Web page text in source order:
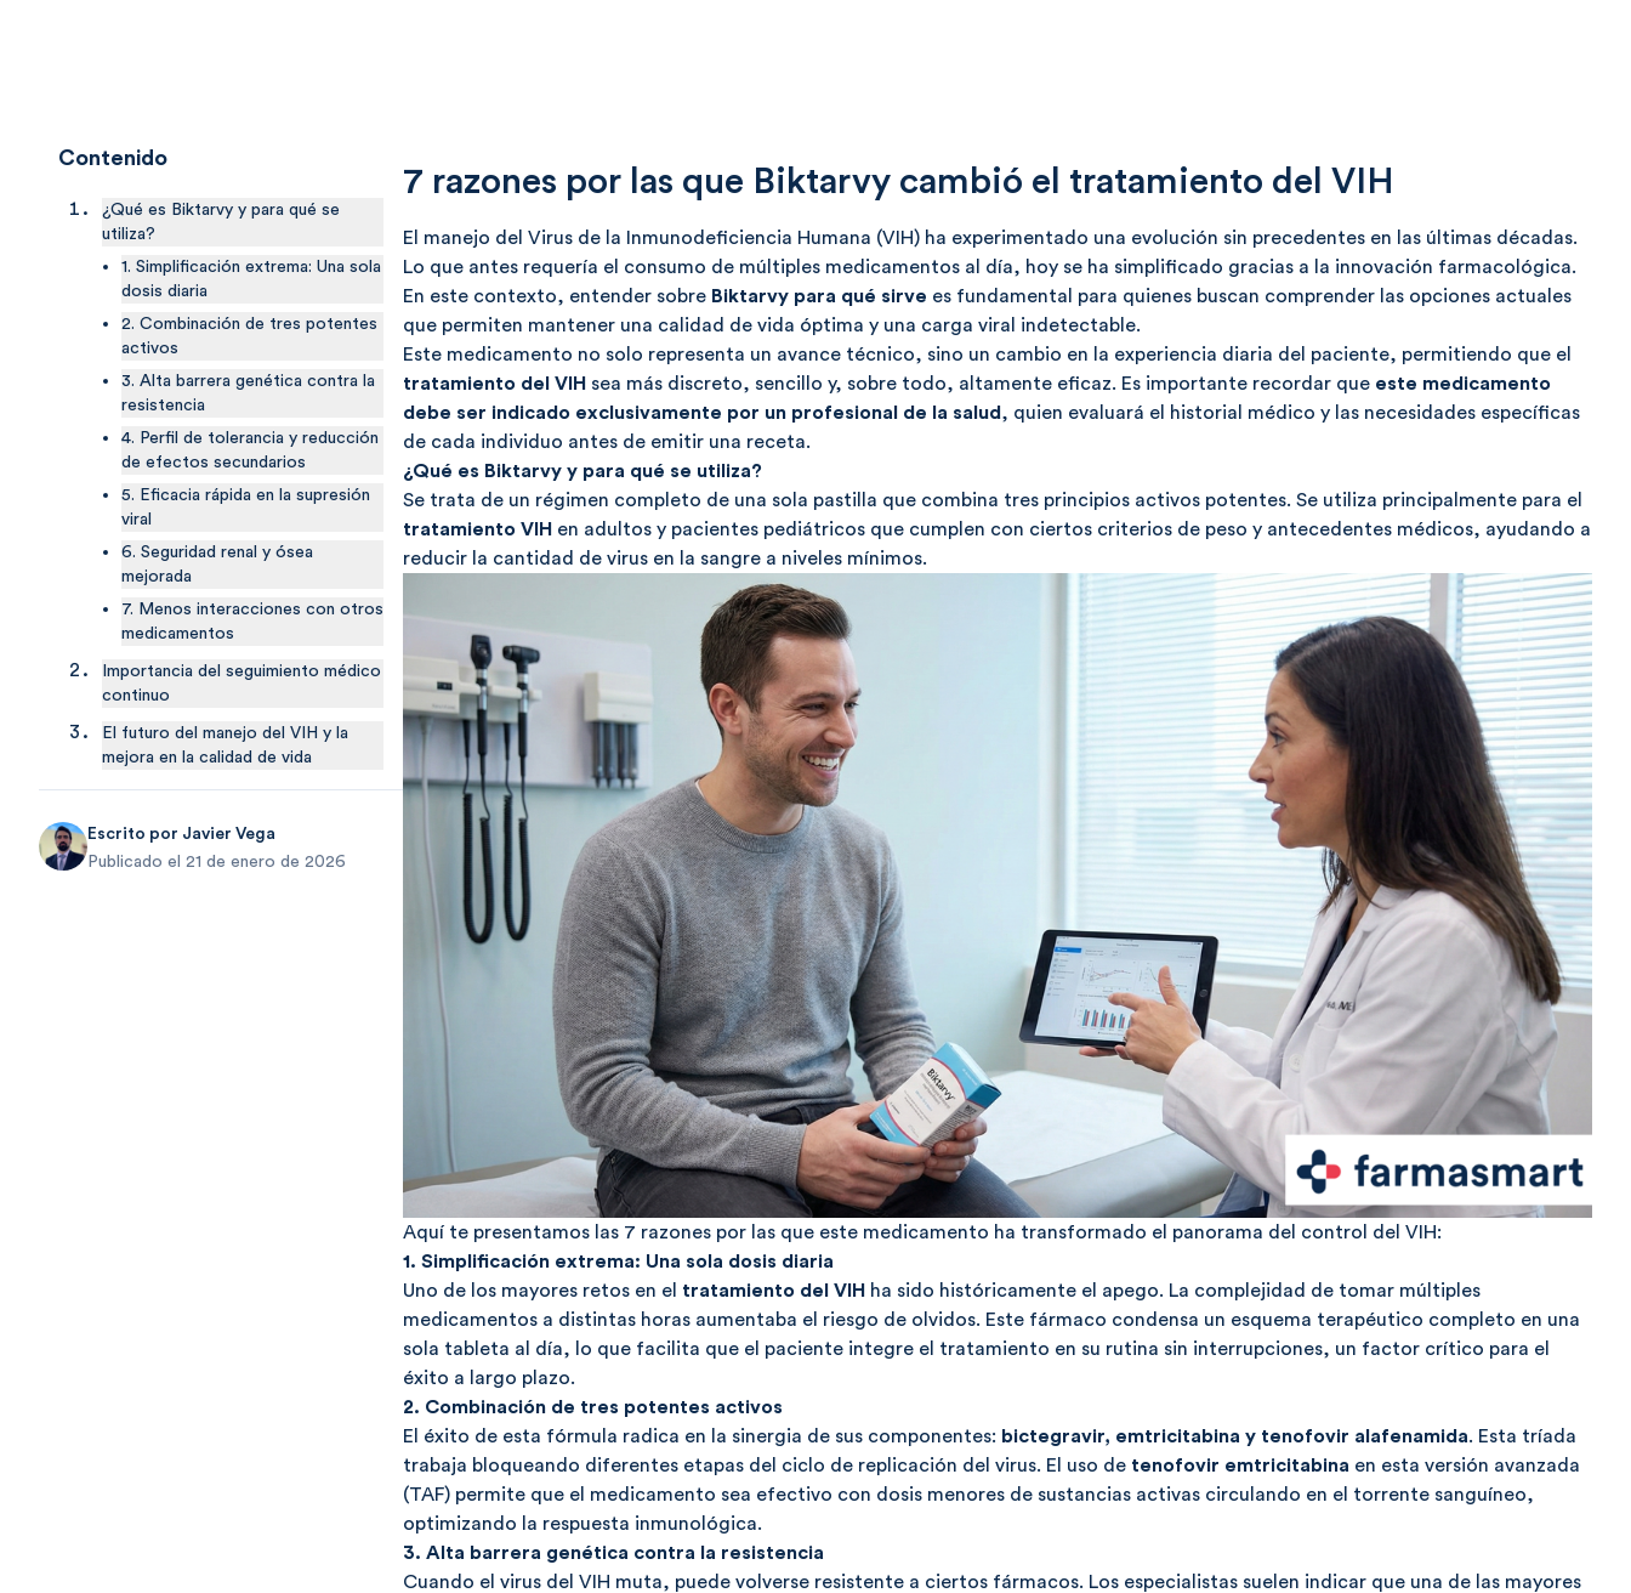
Contenido
¿Qué es Biktarvy y para qué se
utiliza?
1. Simplificación extrema: Una sola
dosis diaria
2. Combinación de tres potentes
activos
3. Alta barrera genética contra la
resistencia
4. Perfil de tolerancia y reducción
de efectos secundarios
5. Eficacia rápida en la supresión
viral
6. Seguridad renal y ósea
mejorada
7. Menos interacciones con otros
medicamentos
Importancia del seguimiento médico
continuo
El futuro del manejo del VIH y la
mejora en la calidad de vida
Escrito por Javier Vega
Publicado el 21 de enero de 2026
7 razones por las que Biktarvy cambió el tratamiento del VIH
El manejo del Virus de la Inmunodeficiencia Humana (VIH) ha experimentado una evolución sin precedentes en las últimas décadas.
Lo que antes requería el consumo de múltiples medicamentos al día, hoy se ha simplificado gracias a la innovación farmacológica.
En este contexto, entender sobre Biktarvy para qué sirve es fundamental para quienes buscan comprender las opciones actuales
que permiten mantener una calidad de vida óptima y una carga viral indetectable.
Este medicamento no solo representa un avance técnico, sino un cambio en la experiencia diaria del paciente, permitiendo que el
tratamiento del VIH sea más discreto, sencillo y, sobre todo, altamente eficaz. Es importante recordar que este medicamento
debe ser indicado exclusivamente por un profesional de la salud , quien evaluará el historial médico y las necesidades específicas
de cada individuo antes de emitir una receta.
¿Qué es Biktarvy y para qué se utiliza?
Se trata de un régimen completo de una sola pastilla que combina tres principios activos potentes. Se utiliza principalmente para el
tratamiento VIH en adultos y pacientes pediátricos que cumplen con ciertos criterios de peso y antecedentes médicos, ayudando a
reducir la cantidad de virus en la sangre a niveles mínimos.
Aquí te presentamos las 7 razones por las que este medicamento ha transformado el panorama del control del VIH:
1. Simplificación extrema: Una sola dosis diaria
Uno de los mayores retos en el tratamiento del VIH ha sido históricamente el apego. La complejidad de tomar múltiples
medicamentos a distintas horas aumentaba el riesgo de olvidos. Este fármaco condensa un esquema terapéutico completo en una
sola tableta al día, lo que facilita que el paciente integre el tratamiento en su rutina sin interrupciones, un factor crítico para el
éxito a largo plazo.
2. Combinación de tres potentes activos
El éxito de esta fórmula radica en la sinergia de sus componentes: bictegravir, emtricitabina y tenofovir alafenamida. Esta tríada
trabaja bloqueando diferentes etapas del ciclo de replicación del virus. El uso de tenofovir emtricitabina en esta versión avanzada
(TAF) permite que el medicamento sea efectivo con dosis menores de sustancias activas circulando en el torrente sanguíneo,
optimizando la respuesta inmunológica.
3. Alta barrera genética contra la resistencia
Cuando el virus del VIH muta, puede volverse resistente a ciertos fármacos. Los especialistas suelen indicar que una de las mayores